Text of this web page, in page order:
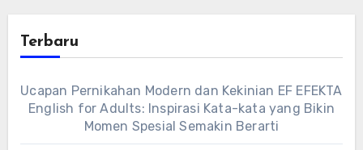
Terbaru
Ucapan Pernikahan Modern dan Kekinian EF EFEKTA
English for Adults: Inspirasi Kata-kata yang Bikin
Momen Spesial Semakin Berarti